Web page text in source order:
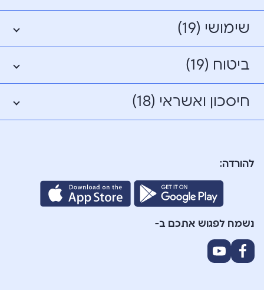
שימושי (19)
ביטוח (19)
חיסכון ואשראי (18)
להורדה:
נשמח לפגוש אתכם ב-